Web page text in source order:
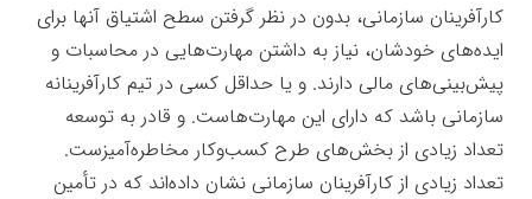
کارآفرینان سازمانی، بدون در نظر گرفتن سطح اشتیاق آنها برای
ایده‌های خودشان، نیاز به داشتن مهارت‌هایی در محاسبات و
پیش‌بینی‌های مالی دارند. و یا حداقل کسی در تیم کارآفرینانه
سازمانی باشد که دارای این مهارت‌هاست. و قادر به توسعه
تعداد زیادی از بخش‌های طرح کسب‌وکار مخاطره‌آمیزست.
تعداد زیادی از کارآفرینان سازمانی نشان داده‌اند که در تأمین